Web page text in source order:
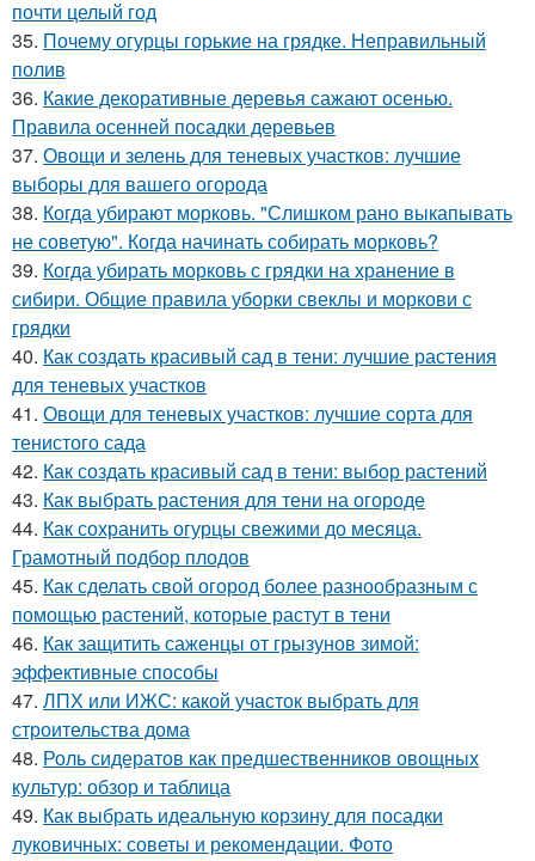
почти целый год
35. Почему огурцы горькие на грядке. Неправильный
полив
36. Какие декоративные деревья сажают осенью.
Правила осенней посадки деревьев
37. Овощи и зелень для теневых участков: лучшие
выборы для вашего огорода
38. Когда убирают морковь. "Слишком рано выкапывать
не советую". Когда начинать собирать морковь?
39. Когда убирать морковь с грядки на хранение в
сибири. Общие правила уборки свеклы и моркови с
грядки
40. Как создать красивый сад в тени: лучшие растения
для теневых участков
41. Овощи для теневых участков: лучшие сорта для
тенистого сада
42. Как создать красивый сад в тени: выбор растений
43. Как выбрать растения для тени на огороде
44. Как сохранить огурцы свежими до месяца.
Грамотный подбор плодов
45. Как сделать свой огород более разнообразным с
помощью растений, которые растут в тени
46. Как защитить саженцы от грызунов зимой:
эффективные способы
47. ЛПХ или ИЖС: какой участок выбрать для
строительства дома
48. Роль сидератов как предшественников овощных
культур: обзор и таблица
49. Как выбрать идеальную корзину для посадки
луковичных: советы и рекомендации. Фото